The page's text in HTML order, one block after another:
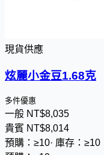
現貨供應
炫麗小金豆1.68克
多件優惠
一般 NT$8,035
貴賓 NT$8,014
預購：≥10· 庫存：≥10